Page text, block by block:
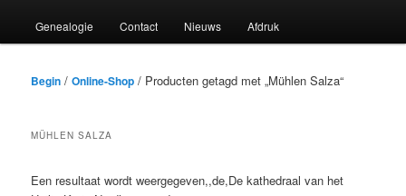
Genealogie Contact Nieuws Afdruk
Begin /Online-Shop / Producten getagd met „Mühlen Salza“
MÜHLEN SALZA
Een resultaat wordt weergegeven,,de,De kathedraal van het